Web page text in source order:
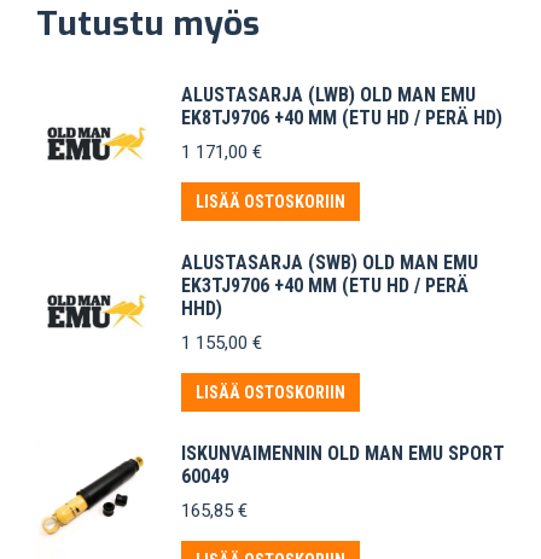
Tutustu myös
ALUSTASARJA (LWB) OLD MAN EMU
EK8TJ9706 +40 MM (ETU HD / PERÄ HD)
1 171,00 €
LISÄÄ OSTOSKORIIN
ALUSTASARJA (SWB) OLD MAN EMU
EK3TJ9706 +40 MM (ETU HD / PERÄ
HHD)
1 155,00 €
LISÄÄ OSTOSKORIIN
ISKUNVAIMENNIN OLD MAN EMU SPORT
60049
165,85 €